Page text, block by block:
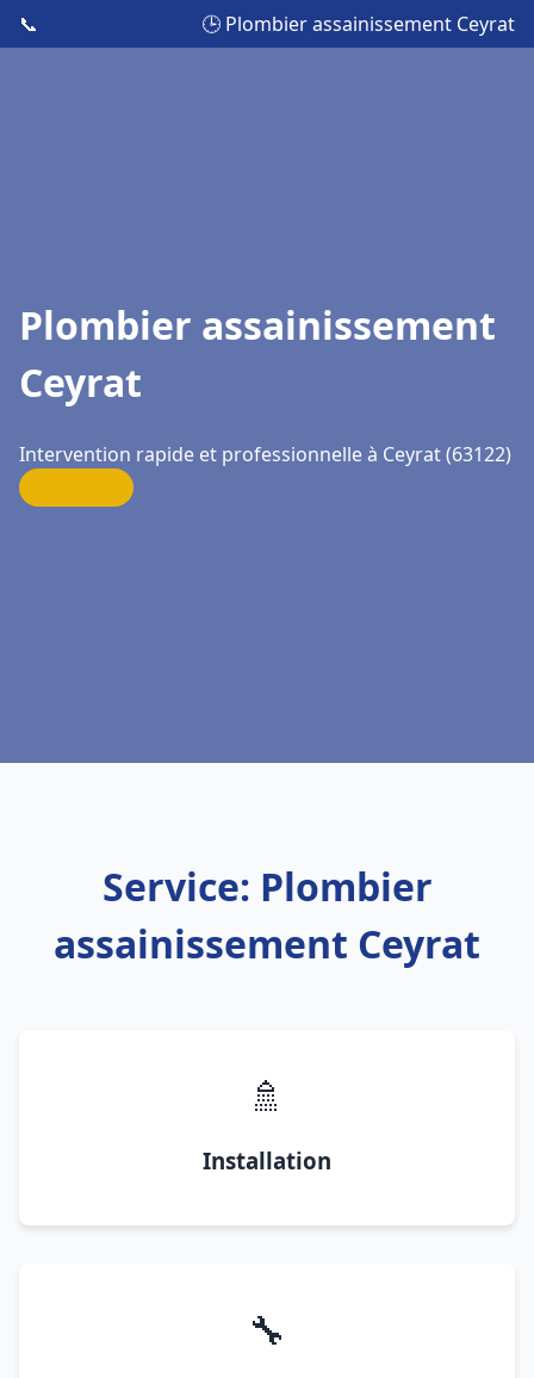
📞 🕒 Plombier assainissement Ceyrat
Plombier assainissement
Ceyrat
Intervention rapide et professionnelle à Ceyrat (63122)
Service: Plombier
assainissement Ceyrat
🚿
Installation
🔧